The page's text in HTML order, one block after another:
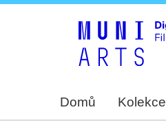
Domů Kolekce